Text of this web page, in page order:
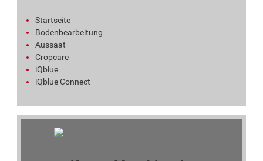
Startseite
Bodenbearbeitung
Aussaat
Cropcare
iQblue
iQblue Connect